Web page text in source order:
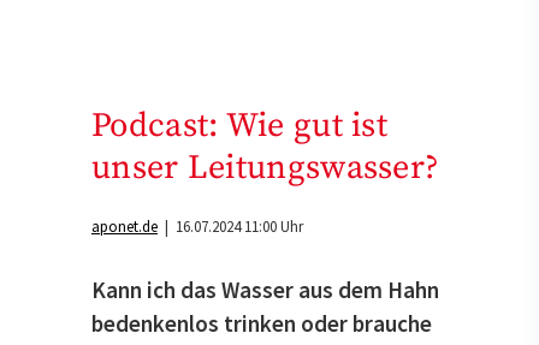
Podcast: Wie gut ist
unser Leitungswasser?
aponet.de | 16.07.2024 11:00 Uhr
Kann ich das Wasser aus dem Hahn
bedenkenlos trinken oder brauche